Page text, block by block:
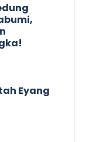
Eyang